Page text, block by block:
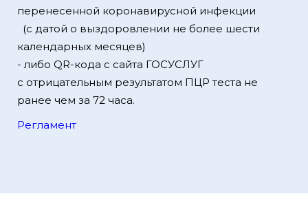
перенесенной коронавирусной инфекции
(с датой о выздоровлении не более шести
календарных месяцев)
- либо QR-кода с сайта ГОСУСЛУГ
с отрицательным результатом ПЦР теста не
ранее чем за 72 часа.
Регламент